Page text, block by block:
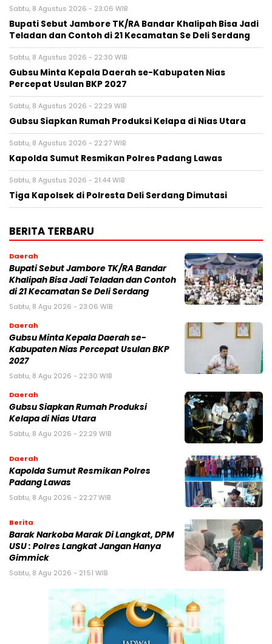
Sabtu, 8 Agustus 2026 - 23:06 WIB
Bupati Sebut Jambore TK/RA Bandar Khalipah Bisa Jadi
Teladan dan Contoh di 21 Kecamatan Se Deli Serdang
Sabtu, 8 Agustus 2026 - 22:30 WIB
Gubsu Minta Kepala Daerah se-Kabupaten Nias
Percepat Usulan BKP 2027
Sabtu, 8 Agustus 2026 - 22:29 WIB
Gubsu Siapkan Rumah Produksi Kelapa di Nias Utara
Sabtu, 8 Agustus 2026 - 22:27 WIB
Kapolda Sumut Resmikan Polres Padang Lawas
Sabtu, 8 Agustus 2026 - 21:44 WIB
Tiga Kapolsek di Polresta Deli Serdang Dimutasi
BERITA TERBARU
Daerah
Bupati Sebut Jambore TK/RA Bandar
Khalipah Bisa Jadi Teladan dan Contoh
di 21 Kecamatan Se Deli Serdang
Sabtu, 8 Agu 2026 - 23:06 WIB
Daerah
Gubsu Minta Kepala Daerah se-
Kabupaten Nias Percepat Usulan BKP
2027
Sabtu, 8 Agu 2026 - 22:30 WIB
Daerah
Gubsu Siapkan Rumah Produksi
Kelapa di Nias Utara
Sabtu, 8 Agu 2026 - 22:29 WIB
Daerah
Kapolda Sumut Resmikan Polres
Padang Lawas
Sabtu, 8 Agu 2026 - 22:27 WIB
Berita
Barak Narkoba Marak Di Langkat, DPM
USU : Polres Langkat Jangan Hanya
Gimmick
Sabtu, 8 Agu 2026 - 21:51 WIB